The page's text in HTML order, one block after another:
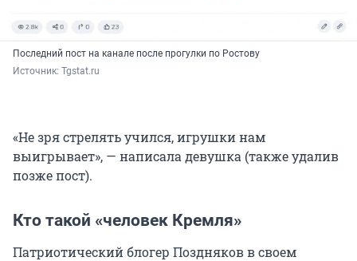
Последний пост на канале после прогулки по Ростову
Источник: Tgstat.ru
«Не зря стрелять учился, игрушки нам
выигрывает», — написала девушка (также удалив
позже пост).
Кто такой «человек Кремля»
Патриотический блогер Поздняков в своем